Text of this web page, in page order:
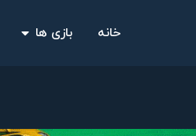
خانه بازی ها